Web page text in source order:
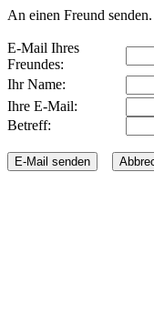
An einen Freund senden.
E-Mail Ihres
Freundes:
Ihr Name:
Ihre E-Mail:
Betreff: